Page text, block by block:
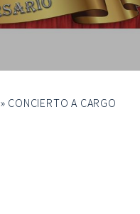
» CONCIERTO A CARGO